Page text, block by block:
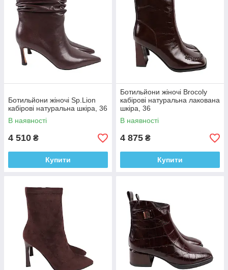
Ботильйони жіночі Sp.Lion
кабірові натуральна шкіра, 36
В наявності
4 510 ₴
Купити
Ботильйони жіночі Brocoly
кабірові натуральна лакована
шкіра, 36
В наявності
4 875 ₴
Купити